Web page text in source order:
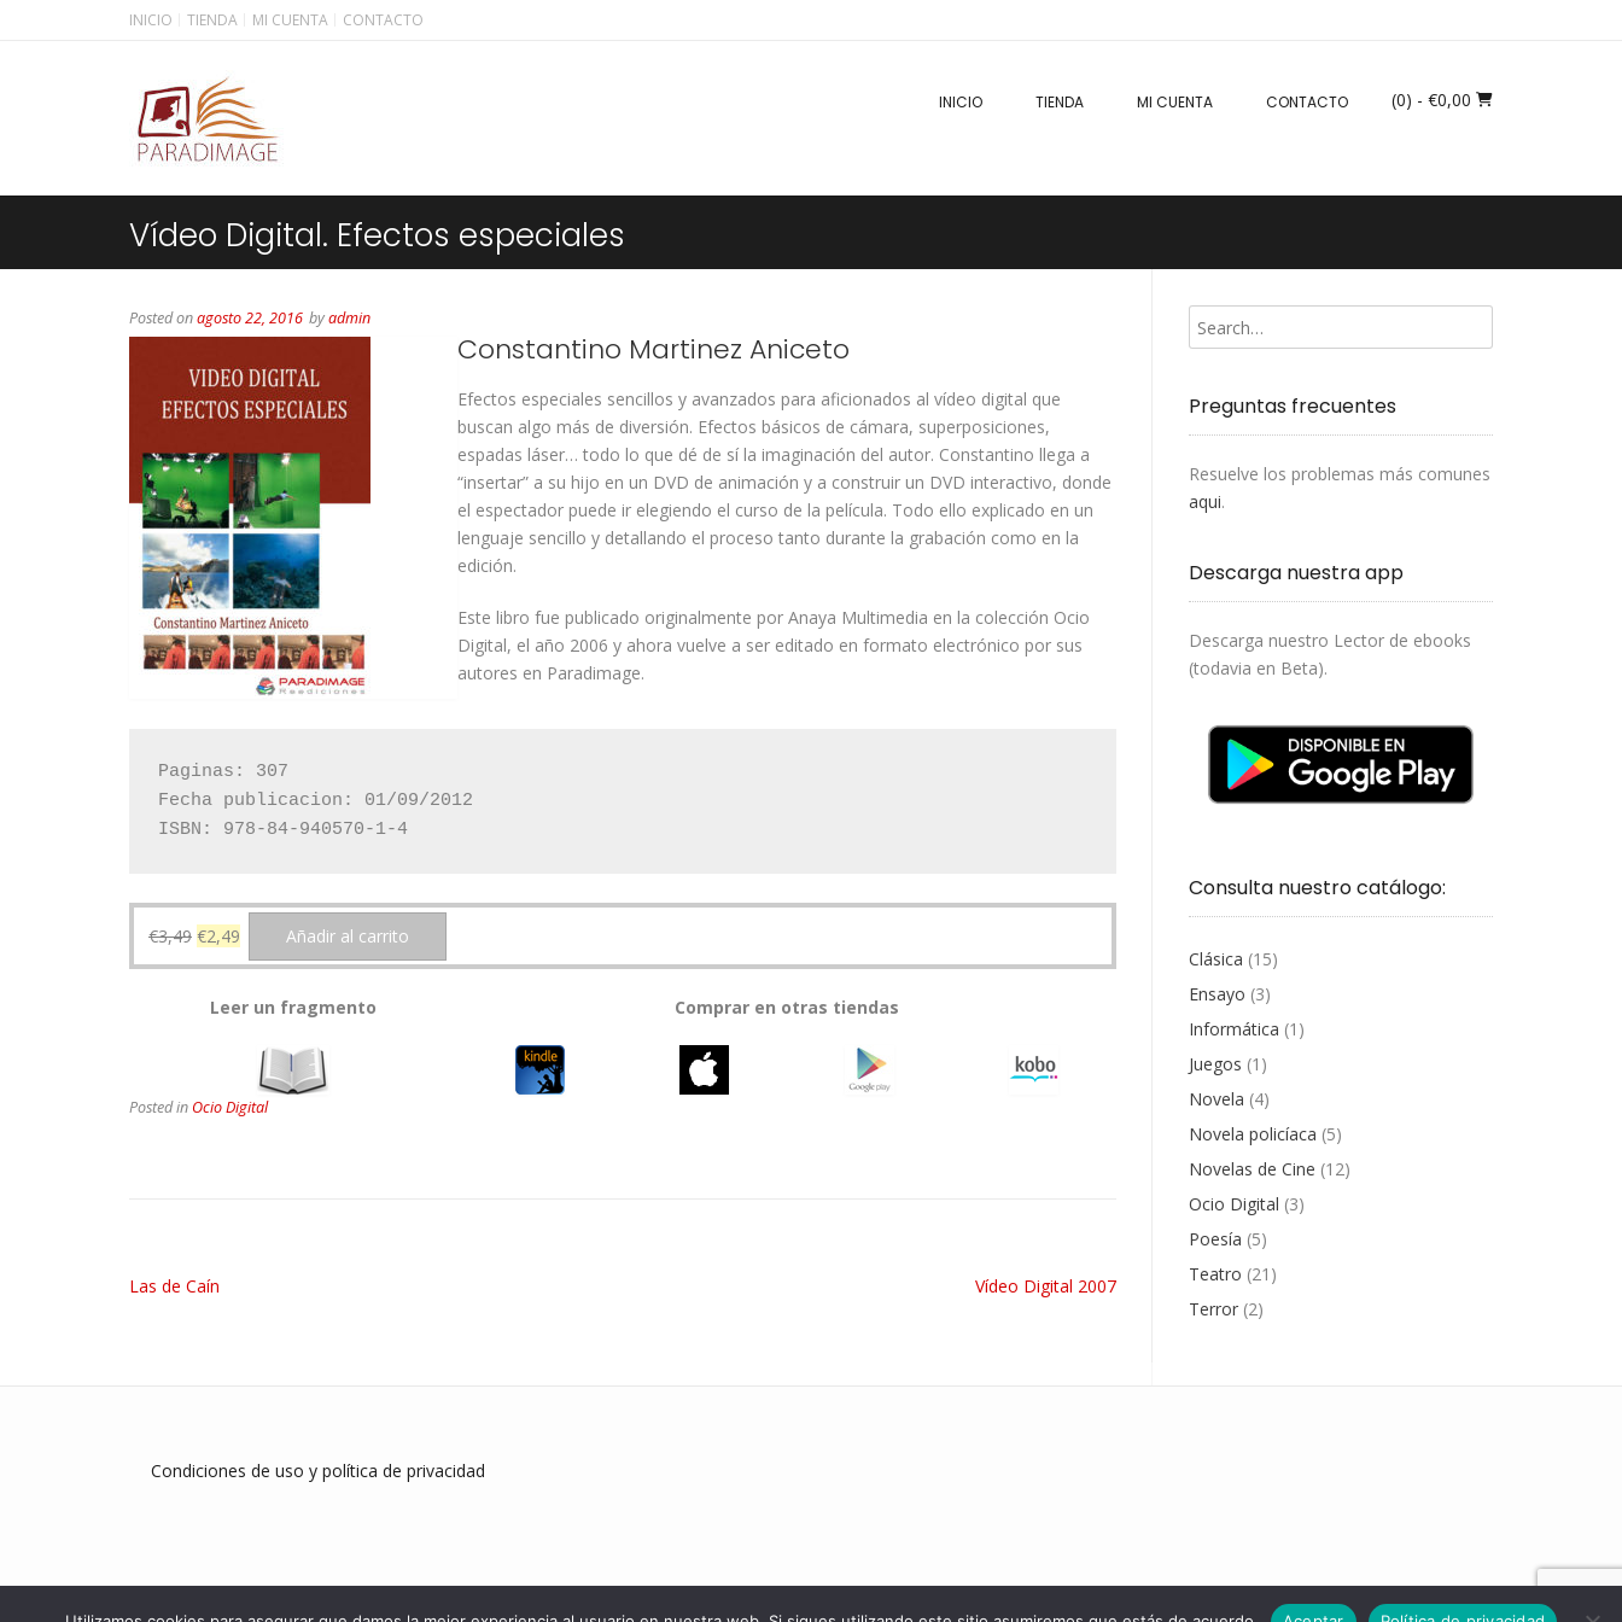
INICIO TIENDA MI CUENTA CONTACTO
INICIO TIENDA MI CUENTA CONTACTO (0) - €0,00
Vídeo Digital. Efectos especiales
Posted onagosto 22, 2016 byadmin
Constantino Martinez Aniceto
Efectos especiales sencillos y avanzados para aficionados al vídeo digital que
buscan algo más de diversión. Efectos básicos de cámara, superposiciones,
espadas láser… todo lo que dé de sí la imaginación del autor. Constantino llega a
“insertar” a su hijo en un DVD de animación y a construir un DVD interactivo, donde
el espectador puede ir elegiendo el curso de la película. Todo ello explicado en un
lenguaje sencillo y detallando el proceso tanto durante la grabación como en la
edición.
Este libro fue publicado originalmente por Anaya Multimedia en la colección Ocio
Digital, el año 2006 y ahora vuelve a ser editado en formato electrónico por sus
autores en Paradimage.
Paginas: 307
Fecha publicacion: 01/09/2012
ISBN: 978-84-940570-1-4
€3,49 El
precio
era:
€2,49
precio
es:
€2,49.
Añadir al carrito
Leer un fragmento Comprar en otras tiendas
Posted in Ocio Digital
Las de Caín Vídeo Digital 2007
Preguntas frecuentes
Resuelve los problemas más comunes
aqui.
Descarga nuestra app
Descarga nuestro Lector de ebooks
(todavia en Beta).
Consulta nuestro catálogo:
Clásica (15)
Ensayo (3)
Informática (1)
Juegos (1)
Novela (4)
Novela policíaca (5)
Novelas de Cine (12)
Ocio Digital (3)
Poesía (5)
Teatro (21)
Terror(2)
Condiciones de uso y política de privacidad